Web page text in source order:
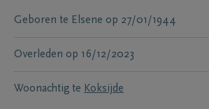
Geboren te Elsene op 27/01/1944
Overleden op 16/12/2023
Woonachtig te Koksijde